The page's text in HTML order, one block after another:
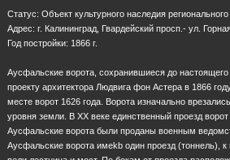
Статус: Объект культурного наследия
Адрес: г. Калининград, Гвардейский просп.- ул.
Год постройки: 1866 г.
Аусфальские ворота, сохранившиеся до
проекту архитектора Людвига фон Астера в 1866
месте ворот 1626 года. Ворота изначально
уровня земли. В XX веке единственный проезд
Аусфальские ворота были проданы военным
Аусфальские ворота имеkb один проезд (тоннель),